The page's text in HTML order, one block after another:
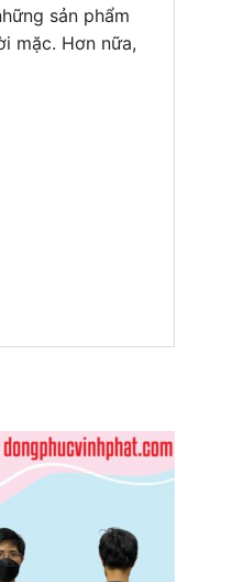
sản phẩm
mặc. Hơn nữa,